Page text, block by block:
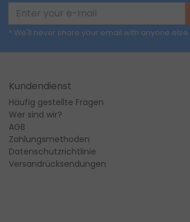
* We'll never share your email with anyone else.
Kundendienst
Häufig gestellte Fragen
Wer sind wir?
AGB
Zahlungsmethoden
Datenschutzrichtlinie
Versandrücksendungen